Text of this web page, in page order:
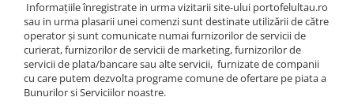
Informaţiile înregistrate in urma vizitarii site-ului portofelultau.ro
sau in urma plasarii unei comenzi sunt destinate utilizării de către
operator şi sunt comunicate numai furnizorilor de servicii de
curierat, furnizorilor de servicii de marketing, furnizorilor de
servicii de plata/bancare sau alte servicii, furnizate de companii
cu care putem dezvolta programe comune de ofertare pe piata a
Bunurilor si Serviciilor noastre.